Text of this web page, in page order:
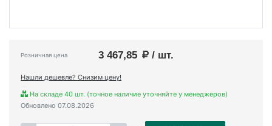
Розничная цена 3 467,85 / шт.
Нашли дешевле? Снизим цену!
На складе 40 шт. (точное наличие уточняйте у менеджеров)
Обновлено 07.08.2026